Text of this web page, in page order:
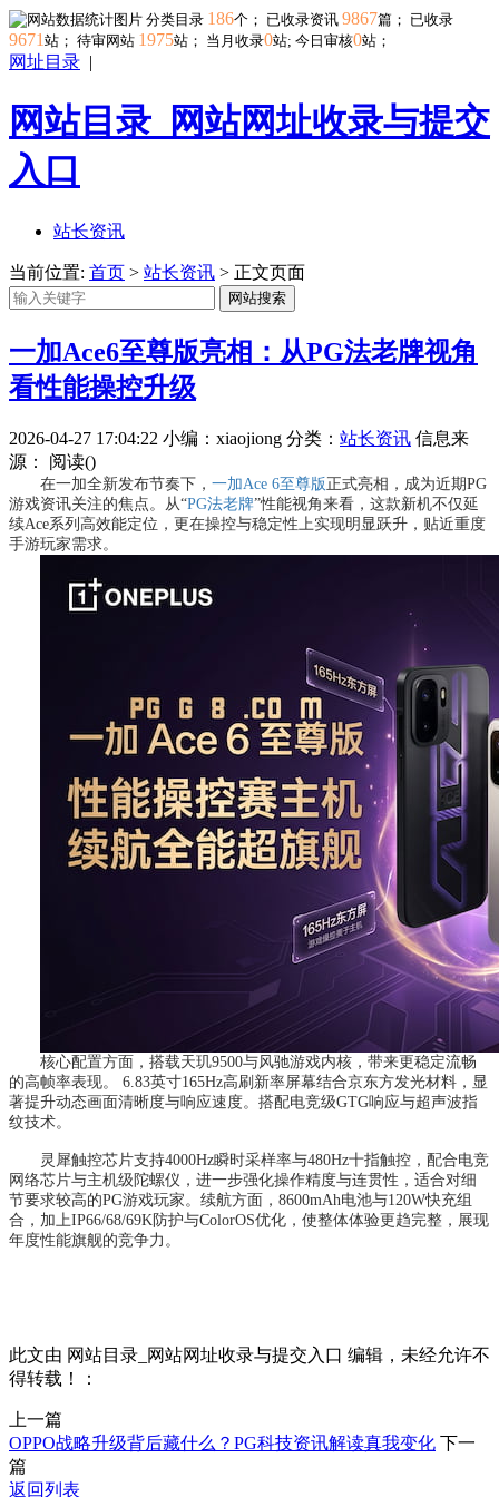
分类目录 186个； 已收录资讯 9867篇； 已收录
9671 站； 待审网站 1975站； 当月收录0站; 今日审核0站；
网址目录 |
网站目录_网站网址收录与提交
入口
站长资讯
当前位置: 首页 > 站长资讯 > 正文页面
网站搜索
一加Ace6至尊版亮相：从PG法老牌视角
看性能操控升级
2026-04-27 17:04:22 小编：xiaojiong 分类： 站长资讯 信息来
源：
阅读()
在一加全新发布节奏下， 一加Ace 6至尊版正式亮相，成为近期PG
游戏资讯关注的焦点。从“PG法老牌”性能视角来看，这款新机不仅延
续Ace系列高效能定位，更在操控与稳定性上实现明显跃升，贴近重度
手游玩家需求。
核心配置方面，搭载天玑9500与风驰游戏内核，带来更稳定流畅
的高帧率表现。 6.83英寸165Hz高刷新率屏幕结合京东方发光材料，显
著提升动态画面清晰度与响应速度。搭配电竞级GTG响应与超声波指
纹技术。
灵犀触控芯片支持4000Hz瞬时采样率与480Hz十指触控，配合电竞
网络芯片与主机级陀螺仪，进一步强化操作精度与连贯性，适合对细
节要求较高的PG游戏玩家。续航方面，8600mAh电池与120W快充组
合，加上IP66/68/69K防护与ColorOS优化，使整体体验更趋完整，展现
年度性能旗舰的竞争力。
此文由 网站目录_网站网址收录与提交入口 编辑，未经允许不
得转载！：
上一篇
OPPO战略升级背后藏什么？PG科技资讯解读真我变化 下一
篇
返回列表